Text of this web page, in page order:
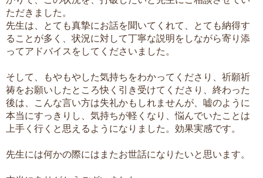
ただきました。
先生は、とても真摯にお話を聞いてくれて、とても納得す
ることが多く、状況に対して丁寧な説明をしながら寄り添
ってアドバイスをしてくださいました。
そして、もやもやした気持ちをわかってくださり、祈願祈
祷をお願いしたところ快く引き受けてくださり、終わった
後は、こんな言い方は失礼かもしれませんが、嘘のように
本当にすっきりし、気持ちが軽くなり、悩んでいたことは
上手く行くと思えるようになりました。効果実感です。
先生には何かの際にはまたお世話になりたいと思います。